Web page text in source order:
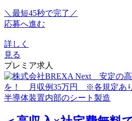
＼最短45秒で完了／
応募へ進む
詳しく
見る
プレミア求人